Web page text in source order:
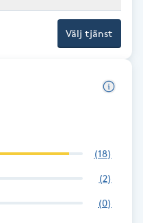
Välj tjänst
(18)
(2)
(0)